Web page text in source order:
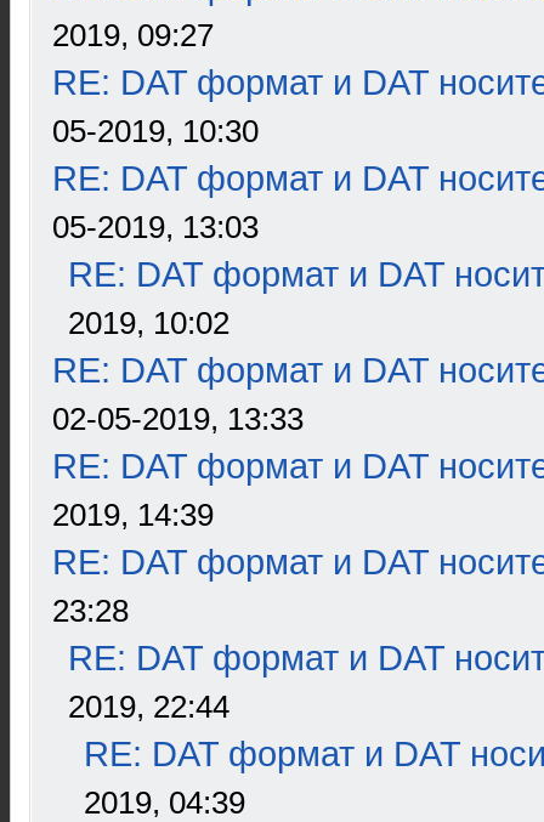
2019, 09:27
RE: DAT формат и DAT
05-2019, 10:30
RE: DAT формат и DAT
05-2019, 13:03
RE: DAT формат и DAT
2019, 10:02
RE: DAT формат и DAT
02-05-2019, 13:33
RE: DAT формат и DAT
2019, 14:39
RE: DAT формат и DAT
23:28
RE: DAT формат и DAT
2019, 22:44
RE: DAT формат и DAT
2019, 04:39